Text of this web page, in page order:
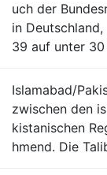
uch der
in
39 auf unter
Islamabad/
zwischen den
kistanischen
hmend. Die